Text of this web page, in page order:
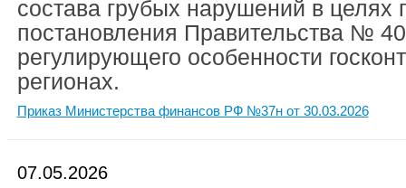
состава грубых нарушений в целях
постановления Правительства №
регулирующего особенности
регионах.
Приказ Министерства финансов РФ №37н от 30.03.2026
07.05.2026